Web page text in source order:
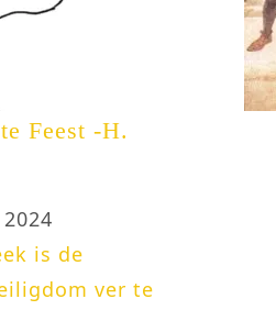
Feest -H.
is de
ver te